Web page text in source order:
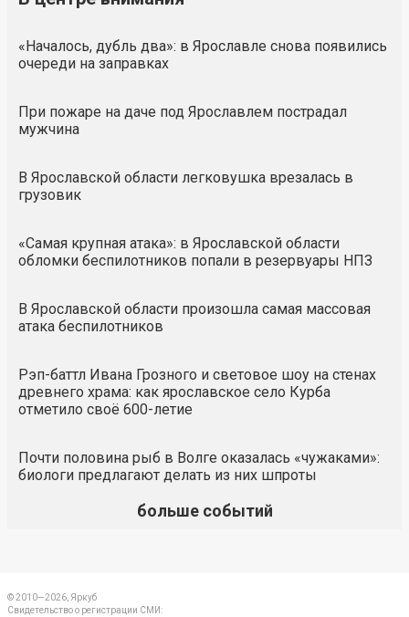
«Началось, дубль два»: в Ярославле снова появились
очереди на заправках
При пожаре на даче под Ярославлем пострадал
мужчина
В Ярославской области легковушка врезалась в
грузовик
«Самая крупная атака»: в Ярославской области
обломки беспилотников попали в резервуары НПЗ
В Ярославской области произошла самая массовая
атака беспилотников
Рэп-баттл Ивана Грозного и световое шоу на стенах
древнего храма: как ярославское село Курба
отметило своё 600-летие
Почти половина рыб в Волге оказалась «чужаками»:
биологи предлагают делать из них шпроты
больше событий
© 2010—2026, Яркуб
Свидетельство о регистрации СМИ: